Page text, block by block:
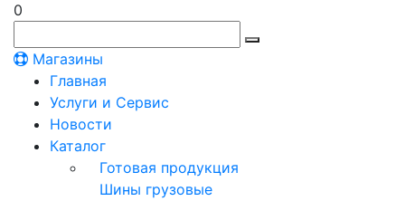
0
Магазины
Главная
Услуги и Сервис
Новости
Каталог
Готовая продукция
Шины грузовые